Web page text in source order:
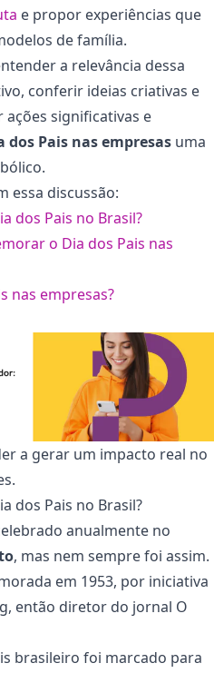
e propor experiências que
de família.
a relevância dessa
conferir ideias criativas e
significativas e
dos Pais nas empresas uma
essa discussão:
dos Pais no Brasil?
o Dia dos Pais nas
nas empresas?
a gerar um impacto real no
dos Pais no Brasil?
anualmente no
, mas nem sempre foi assim.
em 1953, por iniciativa
então diretor do jornal O
brasileiro foi marcado para